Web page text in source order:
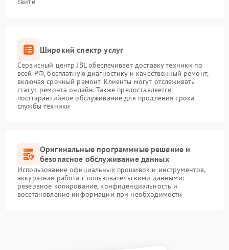
Широкий спектр услуг
Сервисный центр JBL обеспечивает доставку техники по
всей РФ, бесплатную диагностику и качественный ремонт,
включая срочный ремонт. Клиенты могут отслеживать
статус ремонта онлайн. Также предоставляется
постгарантийное обслуживание для продления срока
службы техники
Оригинальные программные решение и
безопасное обслуживание данных
Использование официальных прошивок и инструментов,
аккуратная работа с пользовательскими данными:
резервное копирование, конфиденциальность и
восстановление информации при необходимости